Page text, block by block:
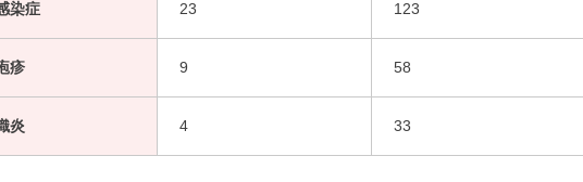
染症 23 123
疹 9 58
炎 4 33